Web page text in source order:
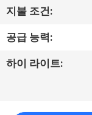
공
장
여
지불 조건:
공급 능력:
하이 라이트: